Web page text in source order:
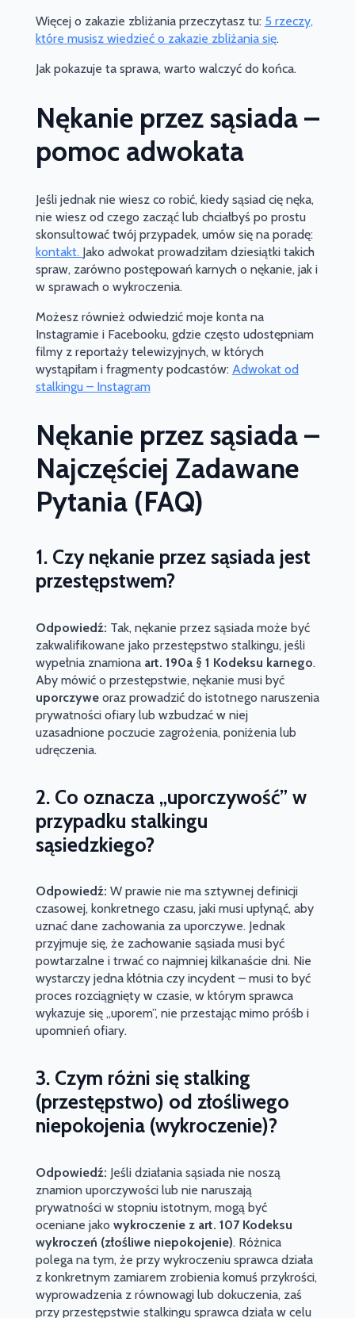
Więcej o zakazie zbliżania przeczytasz tu: 5 rzeczy,
które musisz wiedzieć o zakazie zbliżania się.
Jak pokazuje ta sprawa, warto walczyć do końca.
Nękanie przez sąsiada –
pomoc adwokata
Jeśli jednak nie wiesz co robić, kiedy sąsiad cię nęka,
nie wiesz od czego zacząć lub chciałbyś po prostu
skonsultować twój przypadek, umów się na poradę:
kontakt. Jako adwokat prowadziłam dziesiątki takich
spraw, zarówno postępowań karnych o nękanie, jak i
w sprawach o wykroczenia.
Możesz również odwiedzić moje konta na
Instagramie i Facebooku, gdzie często udostępniam
filmy z reportaży telewizyjnych, w których
wystąpiłam i fragmenty podcastów: Adwokat od
stalkingu – Instagram
Nękanie przez sąsiada –
Najczęściej Zadawane
Pytania (FAQ)
1. Czy nękanie przez sąsiada jest
przestępstwem?
Odpowiedź: Tak, nękanie przez sąsiada może być
zakwalifikowane jako przestępstwo stalkingu, jeśli
wypełnia znamiona art. 190a § 1 Kodeksu karnego.
Aby mówić o przestępstwie, nękanie musi być
uporczyweoraz prowadzić do istotnego naruszenia
prywatności ofiary lub wzbudzać w niej
uzasadnione poczucie zagrożenia, poniżenia lub
udręczenia.
2. Co oznacza „uporczywość” w
przypadku stalkingu
sąsiedzkiego?
Odpowiedź: W prawie nie ma sztywnej definicji
czasowej, konkretnego czasu, jaki musi upłynąć, aby
uznać dane zachowania za uporczywe. Jednak
przyjmuje się, że zachowanie sąsiada musi być
powtarzalne i trwać co najmniej kilkanaście dni. Nie
wystarczy jedna kłótnia czy incydent – musi to być
proces rozciągnięty w czasie, w którym sprawca
wykazuje się „uporem”, nie przestając mimo próśb i
upomnień ofiary.
3. Czym różni się stalking
(przestępstwo) od złośliwego
niepokojenia (wykroczenie)?
Odpowiedź: Jeśli działania sąsiada nie noszą
znamion uporczywości lub nie naruszają
prywatności w stopniu istotnym, mogą być
oceniane jako wykroczenie z art. 107 Kodeksu
wykroczeń (złośliwe niepokojenie). Różnica
polega na tym, że przy wykroczeniu sprawca działa
z konkretnym zamiarem zrobienia komuś przykrości,
wyprowadzenia z równowagi lub dokuczenia, zaś
przy przestępstwie stalkingu sprawca działa w celu